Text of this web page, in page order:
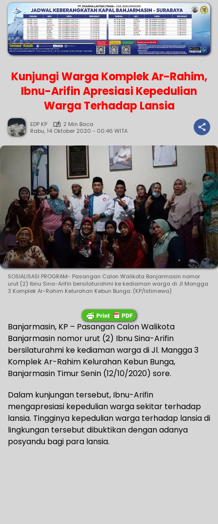
Kunjungi Warga Komplek Ar-Rahim,
Ibnu-Arifin Apresiasi Kepedulian
Warga Terhadap Lansia
EDP KP
2 Min Baca
Rabu, 14 Oktober 2020 - 00:46 WITA
SOSIALISASI PROGRAM- Pasangan Calon Walikota Banjarmasin nomor
urut (2) Ibnu Sina-Arifin bersilaturahmi ke kediaman warga di Jl Mangga
3 Komplek Ar-Rahim Kelurahan Kebun Bunga. (KP/Istimewa)
Banjarmasin, KP – Pasangan Calon Walikota
Banjarmasin nomor urut (2) Ibnu Sina-Arifin
bersilaturahmi ke kediaman warga di Jl. Mangga 3
Komplek Ar-Rahim Kelurahan Kebun Bunga,
Banjarmasin Timur Senin (12/10/2020) sore.
Dalam kunjungan tersebut, Ibnu-Arifin
mengapresiasi kepedulian warga sekitar terhadap
lansia. Tingginya kepedulian warga terhadap lansia di
lingkungan tersebut dibuktikan dengan adanya
posyandu bagi para lansia.